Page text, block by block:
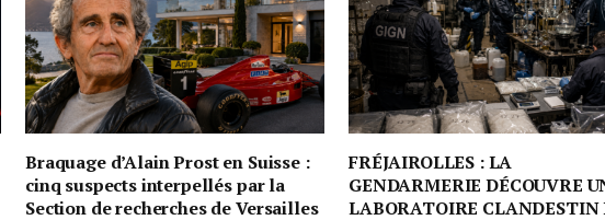
Braquage d’Alain Prost en Suisse :
cinq suspects interpellés par la
Section de recherches de Versailles
FRÉJAIROLLES : LA
GENDARMERIE DÉCOUVRE
LABORATOIRE CLANDESTIN